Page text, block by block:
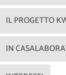
IL PROGETTO
IN